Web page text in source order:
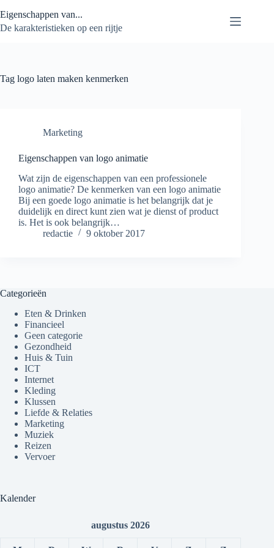
naar
de
Eigenschappen van...
De karakteristieken op een rijtje
Tag logo laten maken kenmerken
Marketing
Eigenschappen van logo animatie
Wat zijn de eigenschappen van een professionele
logo animatie? De kenmerken van een logo animatie
Bij een goede logo animatie is het belangrijk dat je
duidelijk en direct kunt zien wat je dienst of product
is. Het is ook belangrijk…
redactie
9 oktober 2017
Categorieën
Eten & Drinken
Financieel
Geen categorie
Gezondheid
Huis & Tuin
ICT
Internet
Kleding
Klussen
Liefde & Relaties
Marketing
Muziek
Reizen
Vervoer
Kalender
augustus 2026